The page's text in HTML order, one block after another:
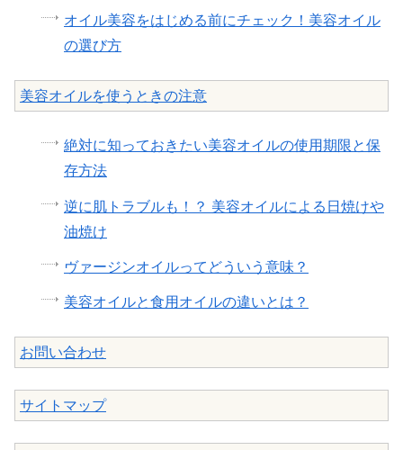
オイル美容をはじめる前にチェック！美容オイル
の選び方
美容オイルを使うときの注意
絶対に知っておきたい美容オイルの使用期限と保
存方法
逆に肌トラブルも！？ 美容オイルによる日焼けや
油焼け
ヴァージンオイルってどういう意味？
美容オイルと食用オイルの違いとは？
お問い合わせ
サイトマップ